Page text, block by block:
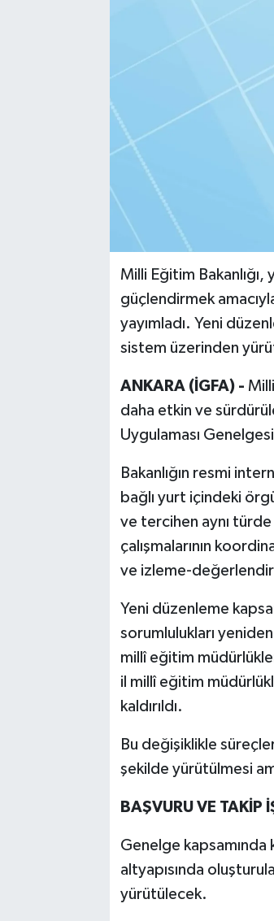
Milli Eğitim Bakanlığı,
güçlendirmek
yayımladı. Yeni
sistem üzerinden
ANKARA (İGFA) -
daha etkin ve
Uygulaması Genelgesi
Bakanlığın resmi
bağlı yurt içindeki
ve tercihen aynı
çalışmalarının
ve izleme-
Yeni düzenleme
sorumlulukları
millî eğitim
il millî eğitim
kaldırıldı.
Bu değişiklikle
şekilde yürütülmesi
BAŞVURU VE TAKİP
Genelge kapsamında
altyapısında
yürütülecek.